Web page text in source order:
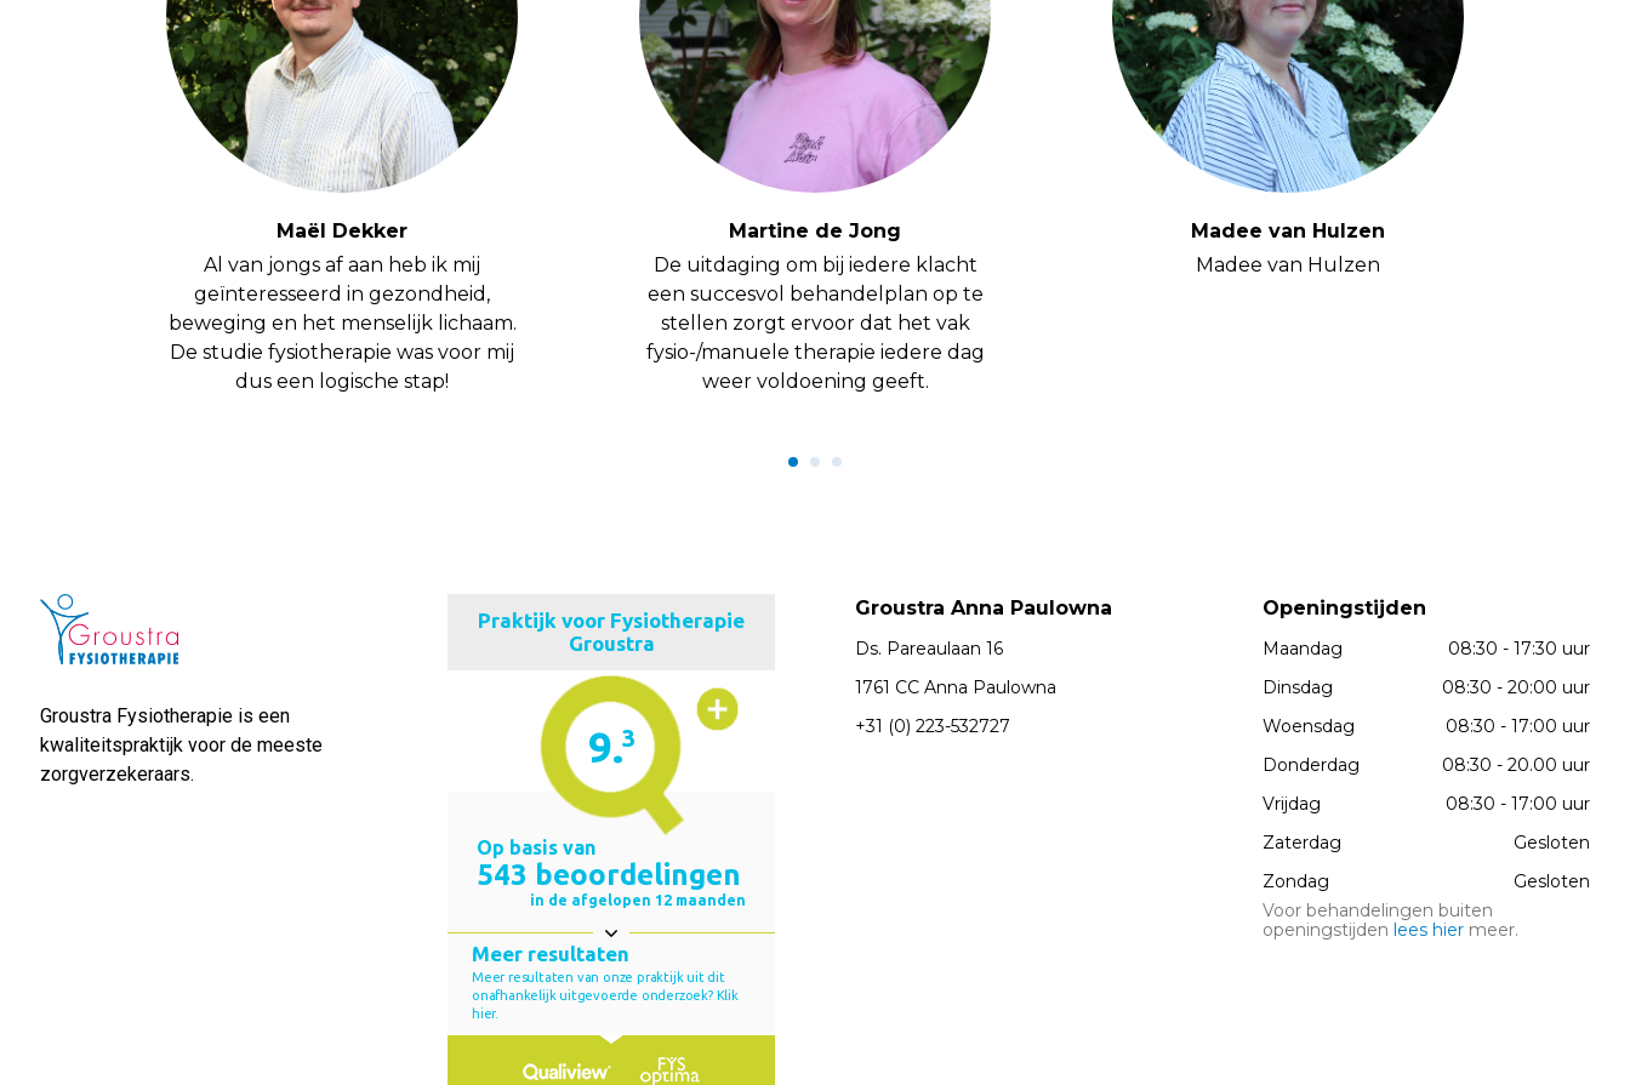
Maël Dekker
Al van jongs af aan heb ik mij
geïnteresseerd in gezondheid,
beweging en het menselijk lichaam.
De studie fysiotherapie was voor mij
dus een logische stap!
Martine de Jong
De uitdaging om bij iedere klacht
een succesvol behandelplan op te
stellen zorgt ervoor dat het vak
fysio-/manuele therapie iedere dag
weer voldoening geeft.
Madee van Hulzen
Madee van Hulzen
Groustra Fysiotherapie is een
kwaliteitspraktijk voor de meeste
zorgverzekeraars.
Groustra Anna Paulowna
Ds. Pareaulaan 16
1761 CC Anna Paulowna
+31 (0) 223-532727
Openingstijden
Maandag
08:30 - 17:30 uur
Dinsdag
08:30 - 20:00 uur
Woensdag
08:30 - 17:00 uur
Donderdag
08:30 - 20.00 uur
Vrijdag
08:30 - 17:00 uur
Zaterdag
Gesloten
Zondag
Gesloten
Voor behandelingen buiten
openingstijden lees hier meer.